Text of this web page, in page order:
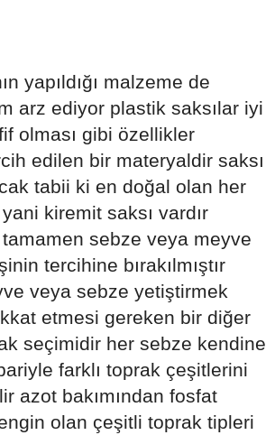
yapıldığı malzeme de
arz ediyor plastik saksılar iyi
olması gibi özellikler
edilen bir materyaldir saksı
tabii ki en doğal olan her
kiremit saksı vardır
sebze veya meyve
tercihine bırakılmıştır
veya sebze yetiştirmek
etmesi gereken bir diğer
seçimidir her sebze kendine
farklı toprak çeşitlerini
azot bakımından fosfat
olan çeşitli toprak tipleri